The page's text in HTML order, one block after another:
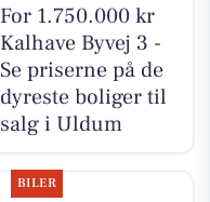
For 1.750.000 kr
Kalhave Byvej 3 -
Se priserne på de
dyreste boliger til
salg i Uldum
BILER